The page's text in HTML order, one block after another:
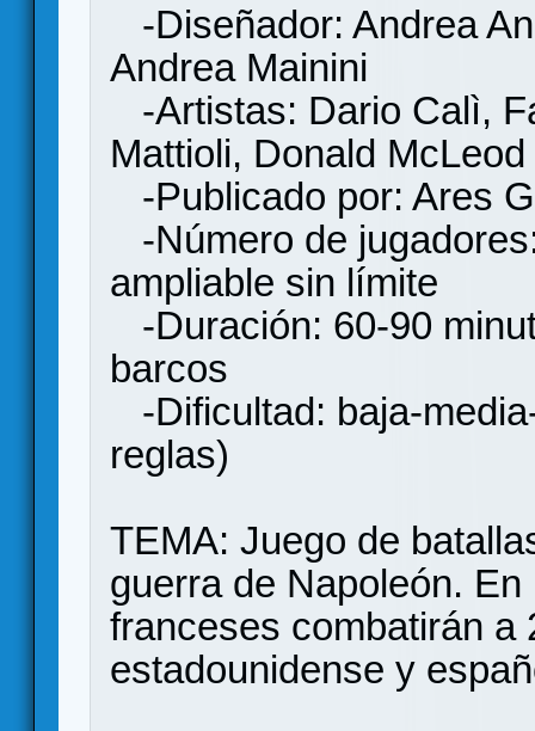
-Diseñador: Andrea
Andrea Mainini
-Artistas: Dario Calì,
Mattioli, Donald
-Publicado por: Ares
-Número de
ampliable sin límite
-Duración: 60-90
barcos
-Dificultad: baja-
reglas)
TEMA: Juego de
guerra de Napoleón.
franceses combatirán a
estadounidense y